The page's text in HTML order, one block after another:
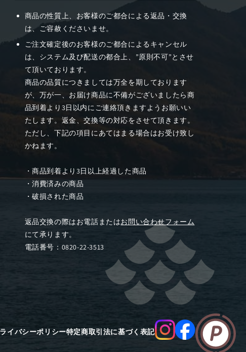
商品の性質上、お客様のご都合による返品・交換
は、ご容赦くださいませ。
ご注文確定後のお客様のご都合によるキャンセル
は、システム及び配送の都合上、”原則不可”とさせ
て頂いております。
商品の品質につきましては万全を期しております
が、万が一、お届け商品に不備がございましたら商
品到着より3日以内にご連絡頂きますようお願いい
たします。返金、交換等の対応をさせて頂きます。
ただし、下記の項目にあてはまる場合はお受け致し
かねます。
・商品到着より3日以上経過した商品
・消費済みの商品
・破損された商品
返品交換の際はお電話またはお問い合わせフォーム
にて承ります。
電話番号：0820-22-3513
イバシーポリシー特定商取引法に基づく表記